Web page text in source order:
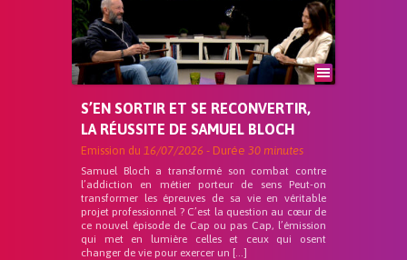
S’EN SORTIR ET SE RECONVERTIR,
LA RÉUSSITE DE SAMUEL BLOCH
Emission du 16/07/2026 - Durée 30 minutes
Samuel Bloch a transformé son combat contre
l’addiction en métier porteur de sens Peut-on
transformer les épreuves de sa vie en véritable
projet professionnel ? C’est la question au cœur de
ce nouvel épisode de Cap ou pas Cap, l’émission
qui met en lumière celles et ceux qui osent
changer de vie pour exercer un […]